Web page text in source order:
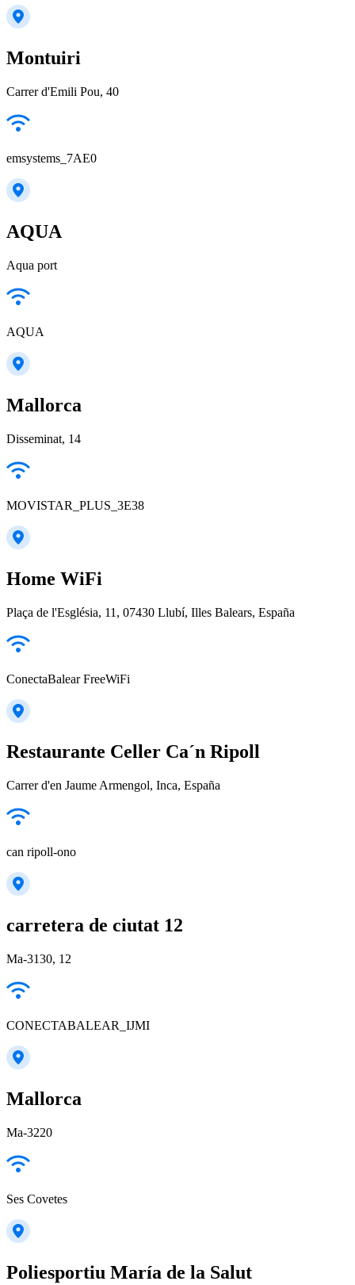
Montuiri
Carrer d'Emili Pou, 40
emsystems_7AE0
AQUA
Aqua port
AQUA
Mallorca
Disseminat, 14
MOVISTAR_PLUS_3E38
Home WiFi
Plaça de l'Església, 11, 07430 Llubí, Illes Balears, España
ConectaBalear FreeWiFi
Restaurante Celler Ca´n Ripoll
Carrer d'en Jaume Armengol, Inca, España
can ripoll-ono
carretera de ciutat 12
Ma-3130, 12
CONECTABALEAR_IJMI
Mallorca
Ma-3220
Ses Covetes
Poliesportiu María de la Salut